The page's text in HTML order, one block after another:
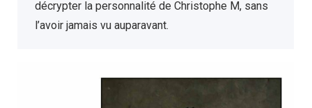
décrypter la personnalité de Christophe M, sans
l’avoir jamais vu auparavant.